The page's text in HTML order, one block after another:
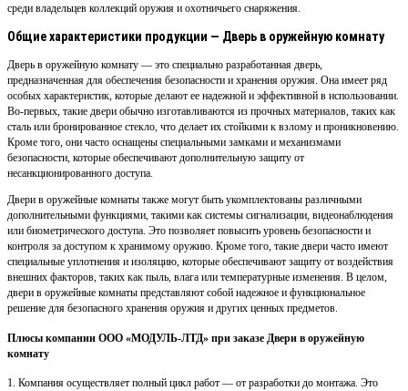
среди владельцев коллекций оружия и охотничьего снаряжения.
Общие характеристики продукции — Дверь в оружейную комнату
Дверь в оружейную комнату — это специально разработанная дверь,
предназначенная для обеспечения безопасности и хранения оружия. Она имеет ряд
особых характеристик, которые делают ее надежной и эффективной в использовании.
Во-первых, такие двери обычно изготавливаются из прочных материалов, таких как
сталь или бронированное стекло, что делает их стойкими к взлому и проникновению.
Кроме того, они часто оснащены специальными замками и механизмами
безопасности, которые обеспечивают дополнительную защиту от
несанкционированного доступа.
Двери в оружейные комнаты также могут быть укомплектованы различными
дополнительными функциями, такими как системы сигнализации, видеонаблюдения
или биометрического доступа. Это позволяет повысить уровень безопасности и
контроля за доступом к хранимому оружию. Кроме того, такие двери часто имеют
специальные уплотнения и изоляцию, которые обеспечивают защиту от воздействия
внешних факторов, таких как пыль, влага или температурные изменения. В целом,
двери в оружейные комнаты представляют собой надежное и функциональное
решение для безопасного хранения оружия и других ценных предметов.
Плюсы компании ООО «МОДУЛЬ-ЛТД» при заказе Двери в оружейную
комнату
1. Компания осуществляет полный цикл работ — от разработки до монтажа. Это